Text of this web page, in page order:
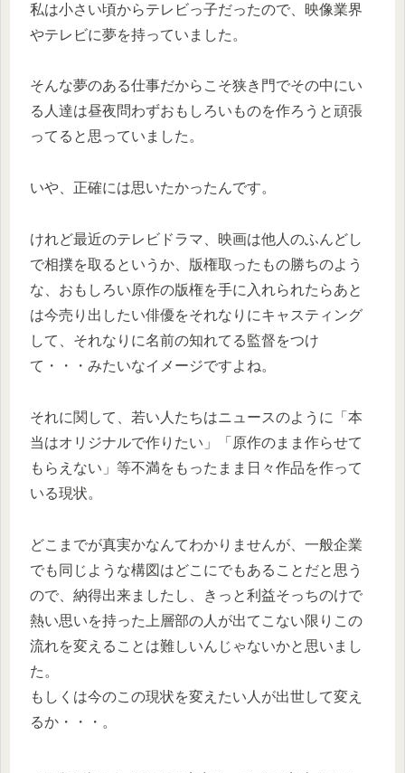
私は小さい頃からテレビっ子だったので、映像業界
やテレビに夢を持っていました。
そんな夢のある仕事だからこそ狭き門でその中にい
る人達は昼夜問わずおもしろいものを作ろうと頑張
ってると思っていました。
いや、正確には思いたかったんです。
けれど最近のテレビドラマ、映画は他人のふんどし
で相撲を取るというか、版権取ったもの勝ちのよう
な、おもしろい原作の版権を手に入れられたらあと
は今売り出したい俳優をそれなりにキャスティング
して、それなりに名前の知れてる監督をつけ
て・・・みたいなイメージですよね。
それに関して、若い人たちはニュースのように「本
当はオリジナルで作りたい」「原作のまま作らせて
もらえない」等不満をもったまま日々作品を作って
いる現状。
どこまでが真実かなんてわかりませんが、一般企業
でも同じような構図はどこにでもあることだと思う
ので、納得出来ましたし、きっと利益そっちのけで
熱い思いを持った上層部の人が出てこない限りこの
流れを変えることは難しいんじゃないかと思いまし
た。
もしくは今のこの現状を変えたい人が出世して変え
るか・・・。